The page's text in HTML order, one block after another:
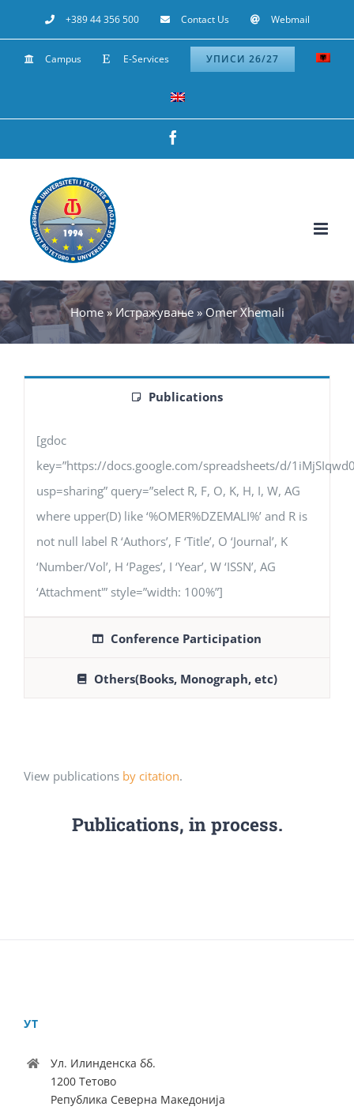
to
content
+389 44 356 500 Contact Us Webmail
Campus E-Services УПИСИ 26/27
Home» Истражување»Omer Xhemali
Publications
[gdoc
key=”https://docs.google.com/spreadsheets/d/
usp=sharing” query=”select R, F, O, K, H, I, W, AG
where upper(D) like ‘%OMER%DZEMALI%’ and R is
not null label R ‘Authors’, F ‘Title’, O ‘Journal’, K
‘Number/Vol’, H ‘Pages’, I ‘Year’, W ‘ISSN’, AG
‘Attachment'” style=”width: 100%”]
Conference Participation
Others(Books, Monograph, etc)
View publications by citation.
Publications, in process.
УТ
Ул. Илинденска бб.
1200 Тетово
Република Северна Македонија